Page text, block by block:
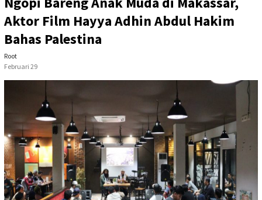
Aktor Film Hayya Adhin Abdul Hakim
Bahas Palestina
Root
Februari 29